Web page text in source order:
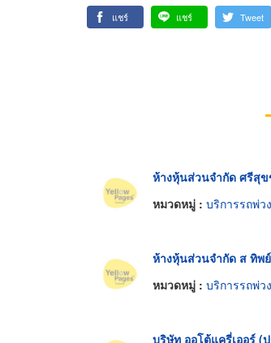
แชร์ แชร์ Tweet
ห้างหุ้นส่วนจำกัด ศรีสุ
หมวดหมู่ : บริการรถพ่ว
ห้างหุ้นส่วนจำกัด ส ทิพ
หมวดหมู่ : บริการรถพ่ว
บริษัท ออโต้แครี่เออร์ (